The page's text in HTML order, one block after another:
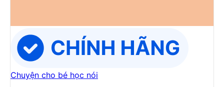
Chuyện cho bé học nói